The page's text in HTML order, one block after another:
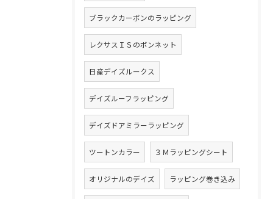
ブラックカーボンのラッピング
レクサスＩＳのボンネット
日産デイズルークス
デイズルーフラッピング
デイズドアミラーラッピング
ツートンカラー ３Ｍラッピングシート
オリジナルのデイズ ラッピング巻き込み